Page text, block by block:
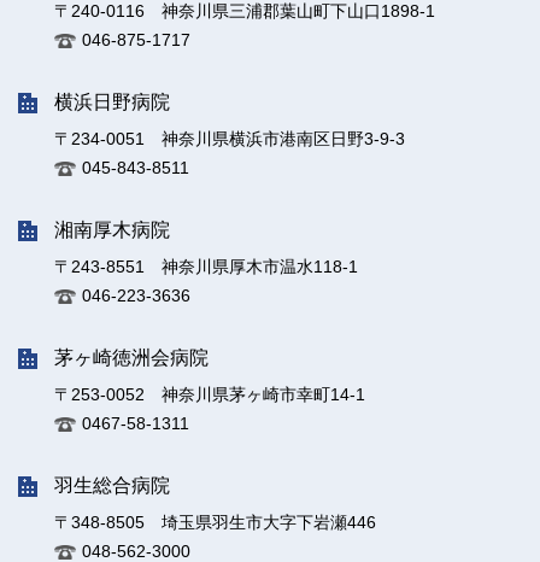
〒240-0116 神奈川県三浦郡葉山町下山口1898-1
046-875-1717
横浜日野病院
〒234-0051 神奈川県横浜市港南区日野3-9-3
045-843-8511
湘南厚木病院
〒243-8551 神奈川県厚木市温水118-1
046-223-3636
茅ヶ崎徳洲会病院
〒253-0052 神奈川県茅ヶ崎市幸町14-1
0467-58-1311
羽生総合病院
〒348-8505 埼玉県羽生市大字下岩瀬446
048-562-3000